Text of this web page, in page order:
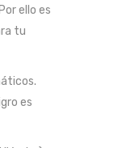
ello es
tu
es